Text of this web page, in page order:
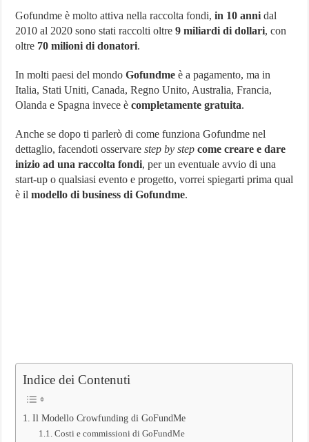
Gofundme è molto attiva nella raccolta fondi,in 10 anni dal
2010 al 2020 sono stati raccolti oltre9 miliardi di dollari, con
oltre 70 milioni di donatori.
In molti paesi del mondoGofundme è a pagamento, ma in
Italia, Stati Uniti, Canada, Regno Unito, Australia, Francia,
Olanda e Spagna invece ècompletamente gratuita.
Anche se dopo ti parlerò di come funziona Gofundme nel
dettaglio, facendoti osservarestep by step come creare e dare
inizio ad una raccolta fondi, per un eventuale avvio di una
start-up o qualsiasi evento e progetto, vorrei spiegarti prima qual
è ilmodello di business di Gofundme.
Indice dei Contenuti
Il Modello Crowfunding di GoFundMe
Costi e commissioni di GoFundMe